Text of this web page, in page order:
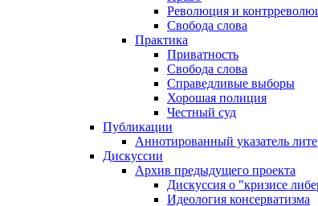
Революция и
Свобода слова
Практика
Приватность
Свобода слова
Справедливые выборы
Хорошая полиция
Честный суд
Публикации
Аннотированный указатель
Дискуссии
Архив предыдущего проекта
Дискуссия о "кризисе
Идеология консерватизма